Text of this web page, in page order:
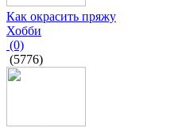
Как окрасить пряжу
Хобби
(0)
(5776)